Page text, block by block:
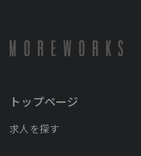
トップページ
求人を探す